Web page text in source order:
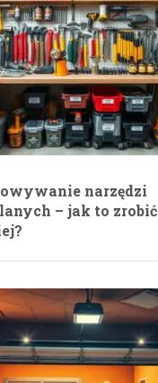
narzędzi
– jak to zrobić